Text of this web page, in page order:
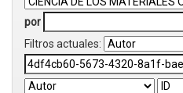
por
Filtros actuales: